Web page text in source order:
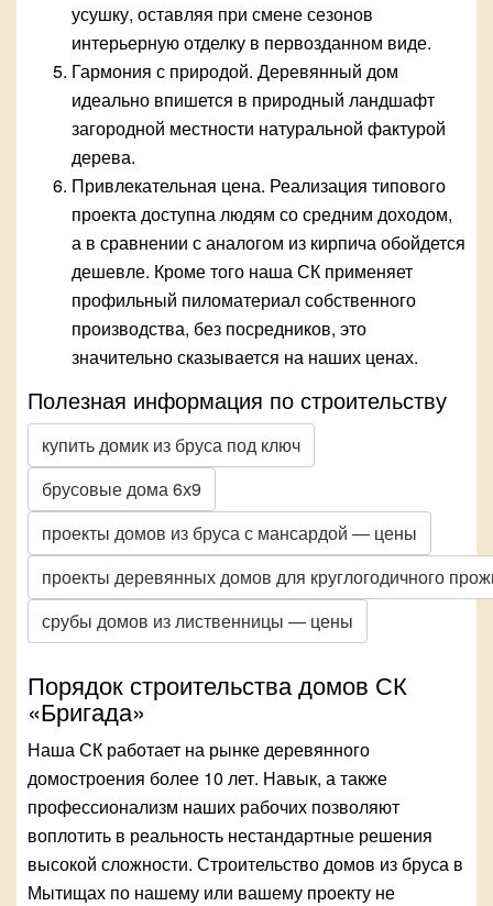
усушку, оставляя при смене сезонов
интерьерную отделку в первозданном виде.
Гармония с природой. Деревянный дом
идеально впишется в природный ландшафт
загородной местности натуральной фактурой
дерева.
Привлекательная цена. Реализация типового
проекта доступна людям со средним доходом,
а в сравнении с аналогом из кирпича обойдется
дешевле. Кроме того наша СК применяет
профильный пиломатериал собственного
производства, без посредников, это
значительно сказывается на наших ценах.
Полезная информация по строительству
купить домик из бруса под ключ
брусовые дома 6х9
проекты домов из бруса с мансардой — цены
проекты деревянных домов для круглогодичного
срубы домов из лиственницы — цены
Порядок строительства домов СК
«Бригада»
Наша СК работает на рынке деревянного
домостроения более 10 лет. Навык, а также
профессионализм наших рабочих позволяют
воплотить в реальность нестандартные решения
высокой сложности. Строительство домов из бруса в
Мытищах по нашему или вашему проекту не